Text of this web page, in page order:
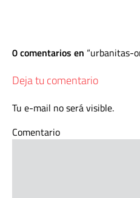
0 comentarios en urbanitas-
Deja tu comentario
Tu e-mail no será visible.
Comentario